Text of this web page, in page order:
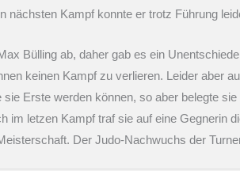
Kampf konnte er trotz Führung
Bülling ab, daher gab es ein
keinen Kampf zu verlieren. Leider aber
Erste werden können, so aber belegte
im letzen Kampf traf sie auf eine
Der Judo-Nachwuchs der